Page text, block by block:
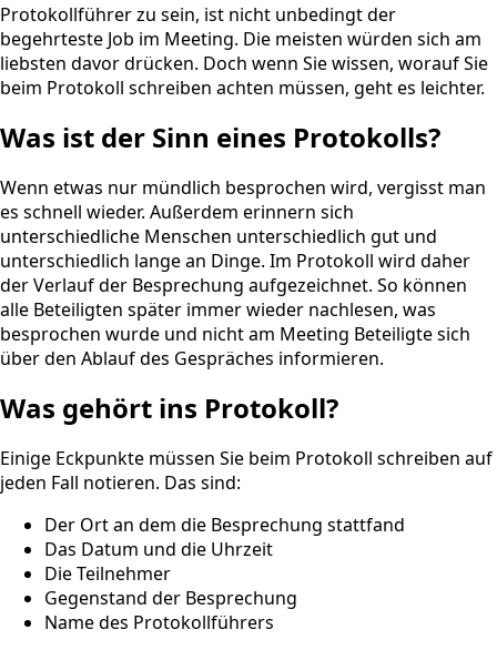
Protokollführer zu sein, ist nicht unbedingt der
begehrteste Job im Meeting. Die meisten würden sich am
liebsten davor drücken. Doch wenn Sie wissen, worauf Sie
beim Protokoll schreiben achten müssen, geht es leichter.
Was ist der Sinn eines Protokolls?
Wenn etwas nur mündlich besprochen wird, vergisst man
es schnell wieder. Außerdem erinnern sich
unterschiedliche Menschen unterschiedlich gut und
unterschiedlich lange an Dinge. Im Protokoll wird daher
der Verlauf der Besprechung aufgezeichnet. So können
alle Beteiligten später immer wieder nachlesen, was
besprochen wurde und nicht am Meeting Beteiligte sich
über den Ablauf des Gespräches informieren.
Was gehört ins Protokoll?
Einige Eckpunkte müssen Sie beim Protokoll schreiben auf
jeden Fall notieren. Das sind:
Der Ort an dem die Besprechung stattfand
Das Datum und die Uhrzeit
Die Teilnehmer
Gegenstand der Besprechung
Name des Protokollführers